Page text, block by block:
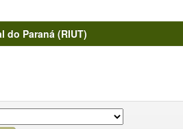
Paraná (RIUT)